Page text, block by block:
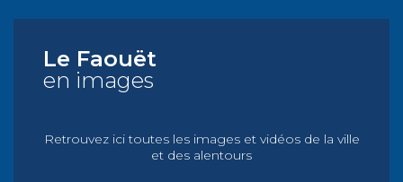
Le Faouët
en images
Retrouvez ici toutes les images et vidéos de la ville
et des alentours